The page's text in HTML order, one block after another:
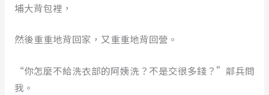
埔大背包裡，
然後重重地背回家，又重重地背回營。
“你怎麼不給洗衣部的阿姨洗？不是交很多錢？”鄰兵問
我。